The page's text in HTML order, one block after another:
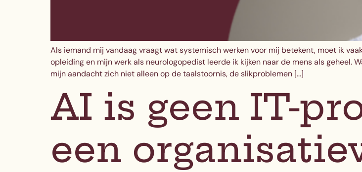
Als iemand mij vandaag vraagt wat systemisch werken voor mij betekent, moet ik
opleiding en mijn werk als neurologopedist leerde ik kijken naar de mens als
mijn aandacht zich niet alleen op de taalstoornis, de slikproblemen […]
AI is geen IT-
een